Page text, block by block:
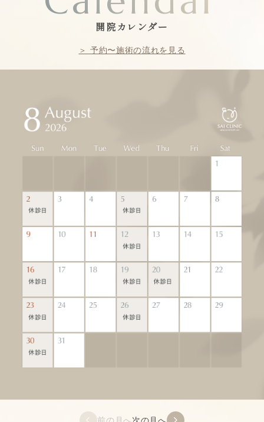
開院カレンダー
＞ 予約〜施術の流れを見る
前の月へ次の月へ